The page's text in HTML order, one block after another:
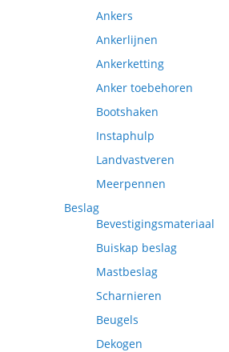
Ankers
Ankerlijnen
Ankerketting
Anker toebehoren
Bootshaken
Instaphulp
Landvastveren
Meerpennen
Beslag
Bevestigingsmateriaal
Buiskap beslag
Mastbeslag
Scharnieren
Beugels
Dekogen